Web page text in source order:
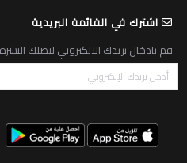
اشترك في القائمة البريدية
قم بادخال بريدك الالكتروني لتصلك النشرة